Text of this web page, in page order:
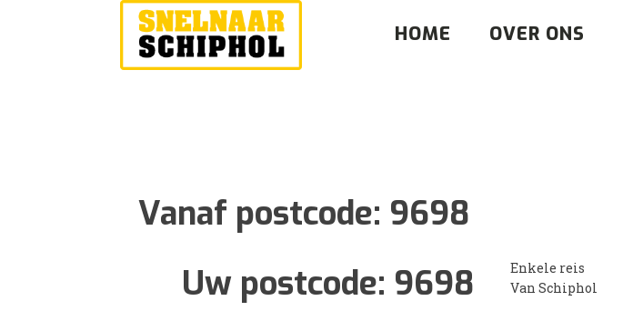
HOME OVER ONS
Vanaf postcode: 9698
Uw postcode: 9698
Enkele reis
Van Schiphol